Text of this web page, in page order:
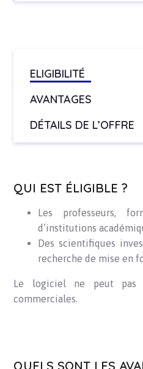
ELIGIBILITÉ
AVANTAGES
DÉTAILS DE L’OFFRE
QUI EST ÉLIGIBLE ?
Les professeurs,
d’institutions
Des scientifiques
recherche de mise en
Le logiciel ne peut
commerciales.
QUELS SONT LES